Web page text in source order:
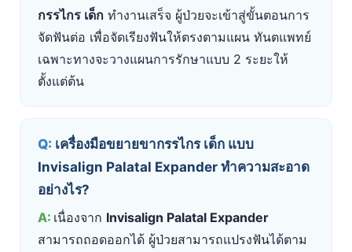
กรรไกร เด็ก ทำงานเสร็จ ผู้ป่วยจะเข้าสู่ขั้นตอนการ
จัดฟันต่อ เพื่อจัดเรียงฟันให้ตรงตามแผน ทันตแพทย์
เฉพาะทางจะวางแผนการรักษาแบบ 2 ระยะให้
ตั้งแต่ต้น
เครื่องมือขยายขากรรไกร เด็ก แบบ
Invisalign Palatal Expander ทำความสะอาด
อย่างไร?
เนื่องจาก Invisalign Palatal Expander
สามารถถอดออกได้ ผู้ป่วยสามารถแปรงฟันได้ตาม